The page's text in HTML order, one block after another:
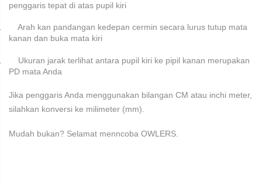
penggaris tepat di atas pupil kiri
Arah kan pandangan kedepan cermin secara lurus tutup mata
kanan dan buka mata kiri
Ukuran jarak terlihat antara pupil kiri ke pipil kanan merupakan
PD mata Anda
Jika penggaris Anda menggunakan bilangan CM atau inchi meter,
silahkan konversi ke milimeter (mm).
Mudah bukan? Selamat menncoba OWLERS.